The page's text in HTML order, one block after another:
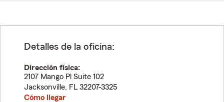
Detalles de la oficina:
Dirección física:
2107 Mango Pl Suite 102
Jacksonville, FL 32207-3325
Cómo llegar